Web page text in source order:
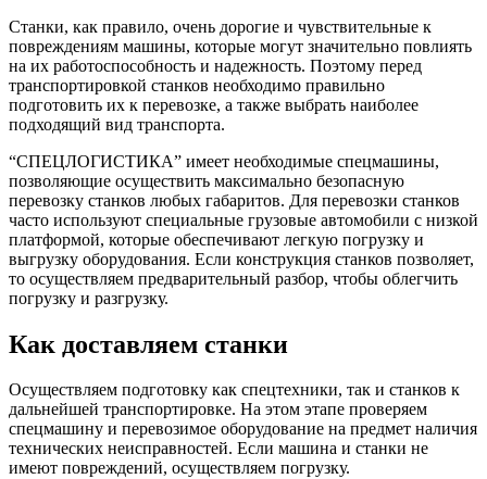
Станки, как правило, очень дорогие и чувствительные к
повреждениям машины, которые могут значительно повлиять
на их работоспособность и надежность. Поэтому перед
транспортировкой станков необходимо правильно
подготовить их к перевозке, а также выбрать наиболее
подходящий вид транспорта.
“СПЕЦЛОГИСТИКА” имеет необходимые спецмашины,
позволяющие осуществить максимально безопасную
перевозку станков любых габаритов. Для перевозки станков
часто используют специальные грузовые автомобили с низкой
платформой, которые обеспечивают легкую погрузку и
выгрузку оборудования. Если конструкция станков позволяет,
то осуществляем предварительный разбор, чтобы облегчить
погрузку и разгрузку.
Как доставляем станки
Осуществляем подготовку как спецтехники, так и станков к
дальнейшей транспортировке. На этом этапе проверяем
спецмашину и перевозимое оборудование на предмет наличия
технических неисправностей. Если машина и станки не
имеют повреждений, осуществляем погрузку.